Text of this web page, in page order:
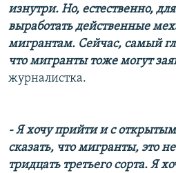
изнутри. Но, естественно,
выработать действенные
мигрантам. Сейчас, самый
что мигранты тоже могут
журналистка.
- Я хочу прийти и с
сказать, что мигранты, это
тридцать третьего сорта. Я